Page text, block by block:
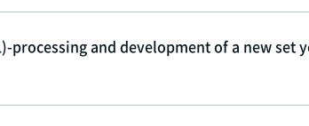
processing and development of a new set